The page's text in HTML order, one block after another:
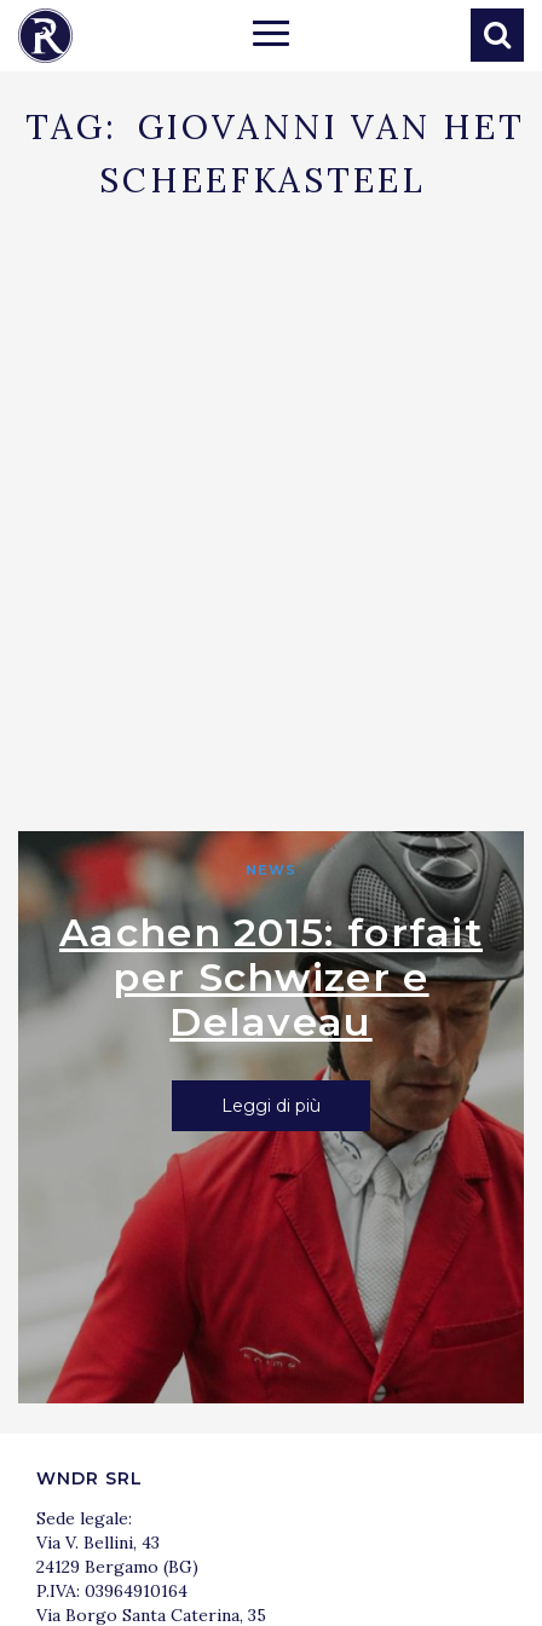
TAG:
GIOVANNI VAN HET
SCHEEFKASTEEL
NEWS
Aachen 2015: forfait
per Schwizer e
Delaveau
Leggi di più
WNDR SRL
Sede legale:
Via V. Bellini, 43
24129 Bergamo (BG)
P.IVA: 03964910164
Via Borgo Santa Caterina, 35